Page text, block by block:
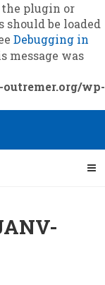
plugin or
be loaded
Debugging in
message was
wp-